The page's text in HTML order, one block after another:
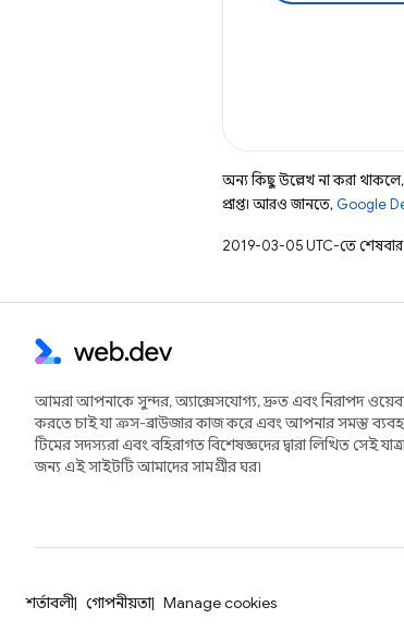
অন্য কিছু উল্লেখ না করা থাকলে,
প্রাপ্ত। আরও জানতে, Google
2019-03-05 UTC-তে
আমরা আপনাকে সুন্দর, অ্যাক্সেসযোগ্য, দ্রুত এবং নিরাপদ
করতে চাই যা ক্রস-ব্রাউজার কাজ করে এবং আপনার সমস্ত
টিমের সদস্যরা এবং বহিরাগত বিশেষজ্ঞদের দ্বারা লিখিত সেই
জন্য এই সাইটটি আমাদের সামগ্রীর ঘর৷
শর্তাবলী গোপনীয়তা Manage cookies